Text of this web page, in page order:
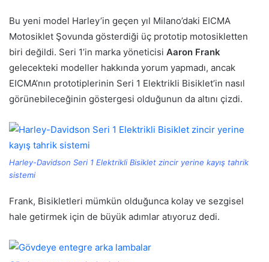
Bu yeni model Harley’in geçen yıl Milano’daki EICMA
Motosiklet Şovunda gösterdiği üç prototip motosikletten
biri değildi. Seri 1’in marka yöneticisi Aaron Frank
gelecekteki modeller hakkında yorum yapmadı, ancak
EICMA’nın prototiplerinin Seri 1 Elektrikli Bisiklet’in nasıl
görünebileceğinin göstergesi olduğunun da altını çizdi.
Harley-Davidson Seri 1 Elektrikli Bisiklet zincir yerine kayış tahrik
sistemi
Frank, Bisikletleri mümkün olduğunca kolay ve sezgisel
hale getirmek için de büyük adımlar atıyoruz dedi.